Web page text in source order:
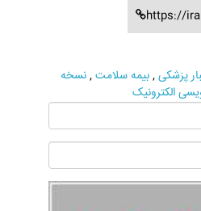
https://
پزشکی,بیمه سلامت,نسخه
الکترونیک